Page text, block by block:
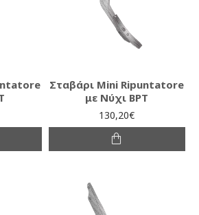
Σταβάρι Mini Ripuntatore
με Νύχι BPT
130,20€